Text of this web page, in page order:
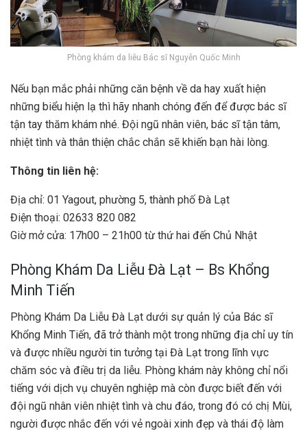
Phòng khám da liễu Bác sĩ Nguyễn Quốc Minh
Nếu bạn mắc phải những căn bệnh về da hay xuất hiện
những biểu hiện lạ thì hãy nhanh chóng đến để được bác sĩ
tận tay thăm khám nhé. Đội ngũ nhân viên, bác sĩ tận tâm,
nhiệt tình và thân thiện chắc chắn sẽ khiến bạn hài lòng.
Thông tin liên hệ:
Địa chỉ: 01 Yagout, phường 5, thành phố Đà Lạt
Điện thoại: 02633 820 082
Giờ mở cửa: 17h00 – 21h00 từ thứ hai đến Chủ Nhật
Phòng Khám Da Liễu Đà Lạt – Bs Khổng
Minh Tiến
Phòng Khám Da Liễu Đà Lạt dưới sự quản lý của Bác sĩ
Khổng Minh Tiến, đã trở thành một trong những địa chỉ uy tín
và được nhiều người tin tưởng tại Đà Lạt trong lĩnh vực
chăm sóc và điều trị da liễu. Phòng khám này không chỉ nổi
tiếng với dịch vụ chuyên nghiệp mà còn được biết đến với
đội ngũ nhân viên nhiệt tình và chu đáo, trong đó có chị Mùi,
người được nhắc đến với vẻ ngoài xinh đẹp và thái độ làm